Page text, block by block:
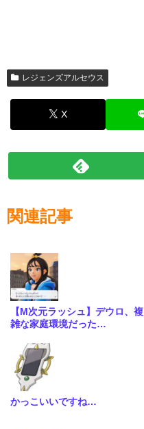
レジェンズアルセウス
X
関連記事
【M次元ラッシュ】デウロ、複
雑な家庭環境だった…
かっこいいですね…